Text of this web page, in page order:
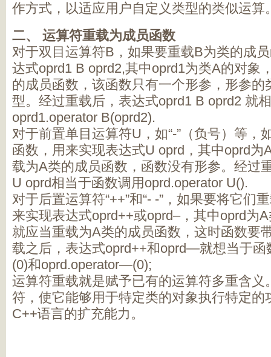
作方式，以适应用户自定义类型的类似运算
二、 运算符重载为成员函数
对于双目运算符B，如果要重载B为类的成
达式oprd1 B oprd2,其中oprd1为类A的对象
的成员函数，该函数只有一个形参，形参的
型。经过重载后，表达式oprd1 B oprd2 就
oprd1.operator B(oprd2).
对于前置单目运算符U，如“-”（负号）等，
函数，用来实现表达式U oprd，其中oprd为
载为A类的成员函数，函数没有形参。经过
U oprd相当于函数调用oprd.operator U().
对于后置运算符“++”和“- -”，如果要将它们
来实现表达式oprd++或oprd–，其中oprd为
就应当重载为A类的成员函数，这时函数要
载之后，表达式oprd++和oprd—就想当于函
(0)和oprd.operator—(0);
运算符重载就是赋予已有的运算符多重含义
符，使它能够用于特定类的对象执行特定的
C++语言的扩充能力。